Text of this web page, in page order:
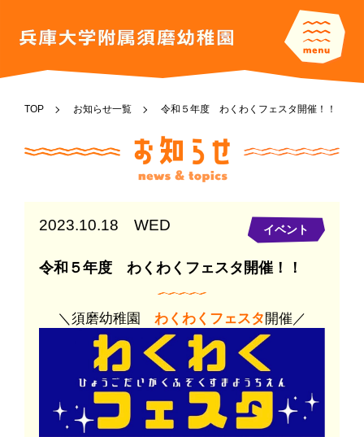
TOP お知らせ一覧 令和５年度 わくわくフェスタ開催！！
イベント
2023.10.18 WED
令和５年度 わくわくフェスタ開催！！
＼須磨幼稚園 わくわくフェスタ 開催／